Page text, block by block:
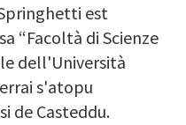
est
“Facoltà di Scienze
dell'Università
s'atopu
de Casteddu.